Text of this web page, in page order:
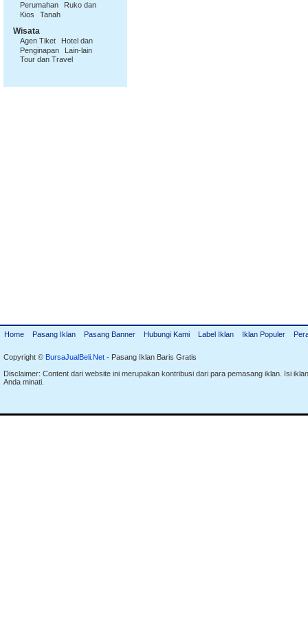
Perumahan
Ruko dan
Kios
Tanah
Wisata
Agen Tiket
Hotel dan
Penginapan
Lain-lain
Tour dan Travel
Home Pasang Iklan Pasang Banner Hubungi Kami Label Iklan Iklan Populer
Copyright © BursaJualBeli.Net - Pasang Iklan Baris Gratis
Disclaimer: Content dari website ini merupakan kontribusi dari para pemasang iklan. Isi
Anda minati.